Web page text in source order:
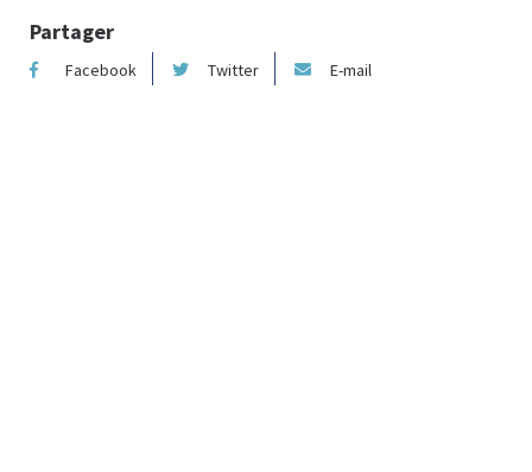
Partager
Facebook Twitter E-mail